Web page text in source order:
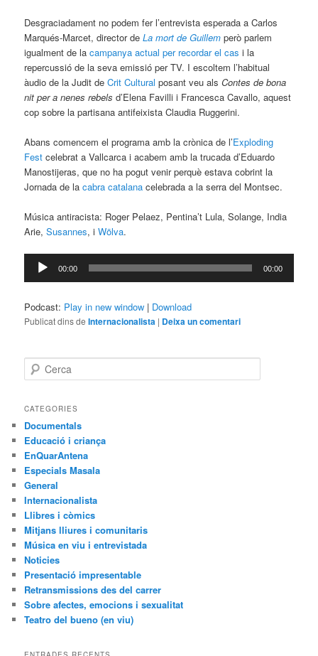
Desgraciadament no podem fer l’entrevista esperada a Carlos
Marqués-Marcet, director deLa mort de Guillem però parlem
igualment de lacampanya actual per recordar el cas i la
repercussió de la seva emissió per TV. I escoltem l’habitual
àudio de la Judit deCrit Cultural posant veu alsContes de bona
nit per a nenes rebels d’Elena Favilli i Francesca Cavallo, aquest
cop sobre la partisana antifeixista Claudia Ruggerini.
Abans comencem el programa amb la crònica de l’Exploding
Fest celebrat a Vallcarca i acabem amb la trucada d’Eduardo
Manostijeras, que no ha pogut venir perquè estava cobrint la
Jornada de lacabra catalana celebrada a la serra del Montsec.
Música antiracista: Roger Pelaez, Pentina’t Lula, Solange, India
Arie,Susannes, iWölva.
Reproductor
d'àudio
00:00 00:00
Podcast: Play in new window | Download
Publicat dins de Internacionalista | Deixa un comentari
e
c
CATEGORIES
Documentals
Educació i criança
EnQuarAntena
Especials Masala
General
Internacionalista
Llibres i còmics
Mitjans lliures i comunitaris
Música en viu i entrevistada
Noticies
Presentació impresentable
Retransmissions des del carrer
Sobre afectes, emocions i sexualitat
Teatro del bueno (en viu)